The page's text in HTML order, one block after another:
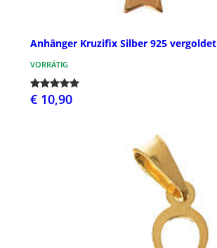
Anhänger Kruzifix Silber 925 vergoldet
VORRÄTIG
€ 10,90